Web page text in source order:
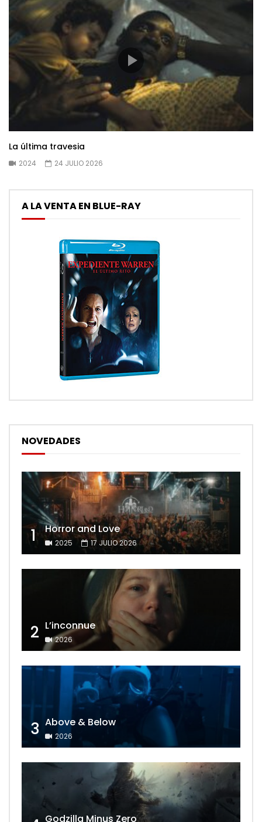
La última travesia
2024 24 JULIO 2026
A LA VENTA EN BLUE-RAY
NOVEDADES
1 Horror and Love
2025 17 JULIO 2026
2 L’inconnue
2026
3 Above & Below
2026
Godzilla Minus Zero